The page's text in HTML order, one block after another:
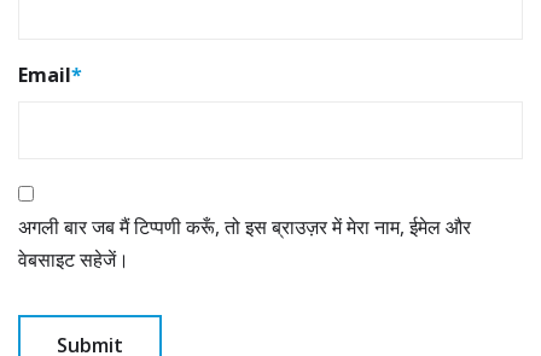
Email*
अगली बार जब मैं टिप्पणी करूँ, तो इस ब्राउज़र में मेरा नाम, ईमेल और
वेबसाइट सहेजें।